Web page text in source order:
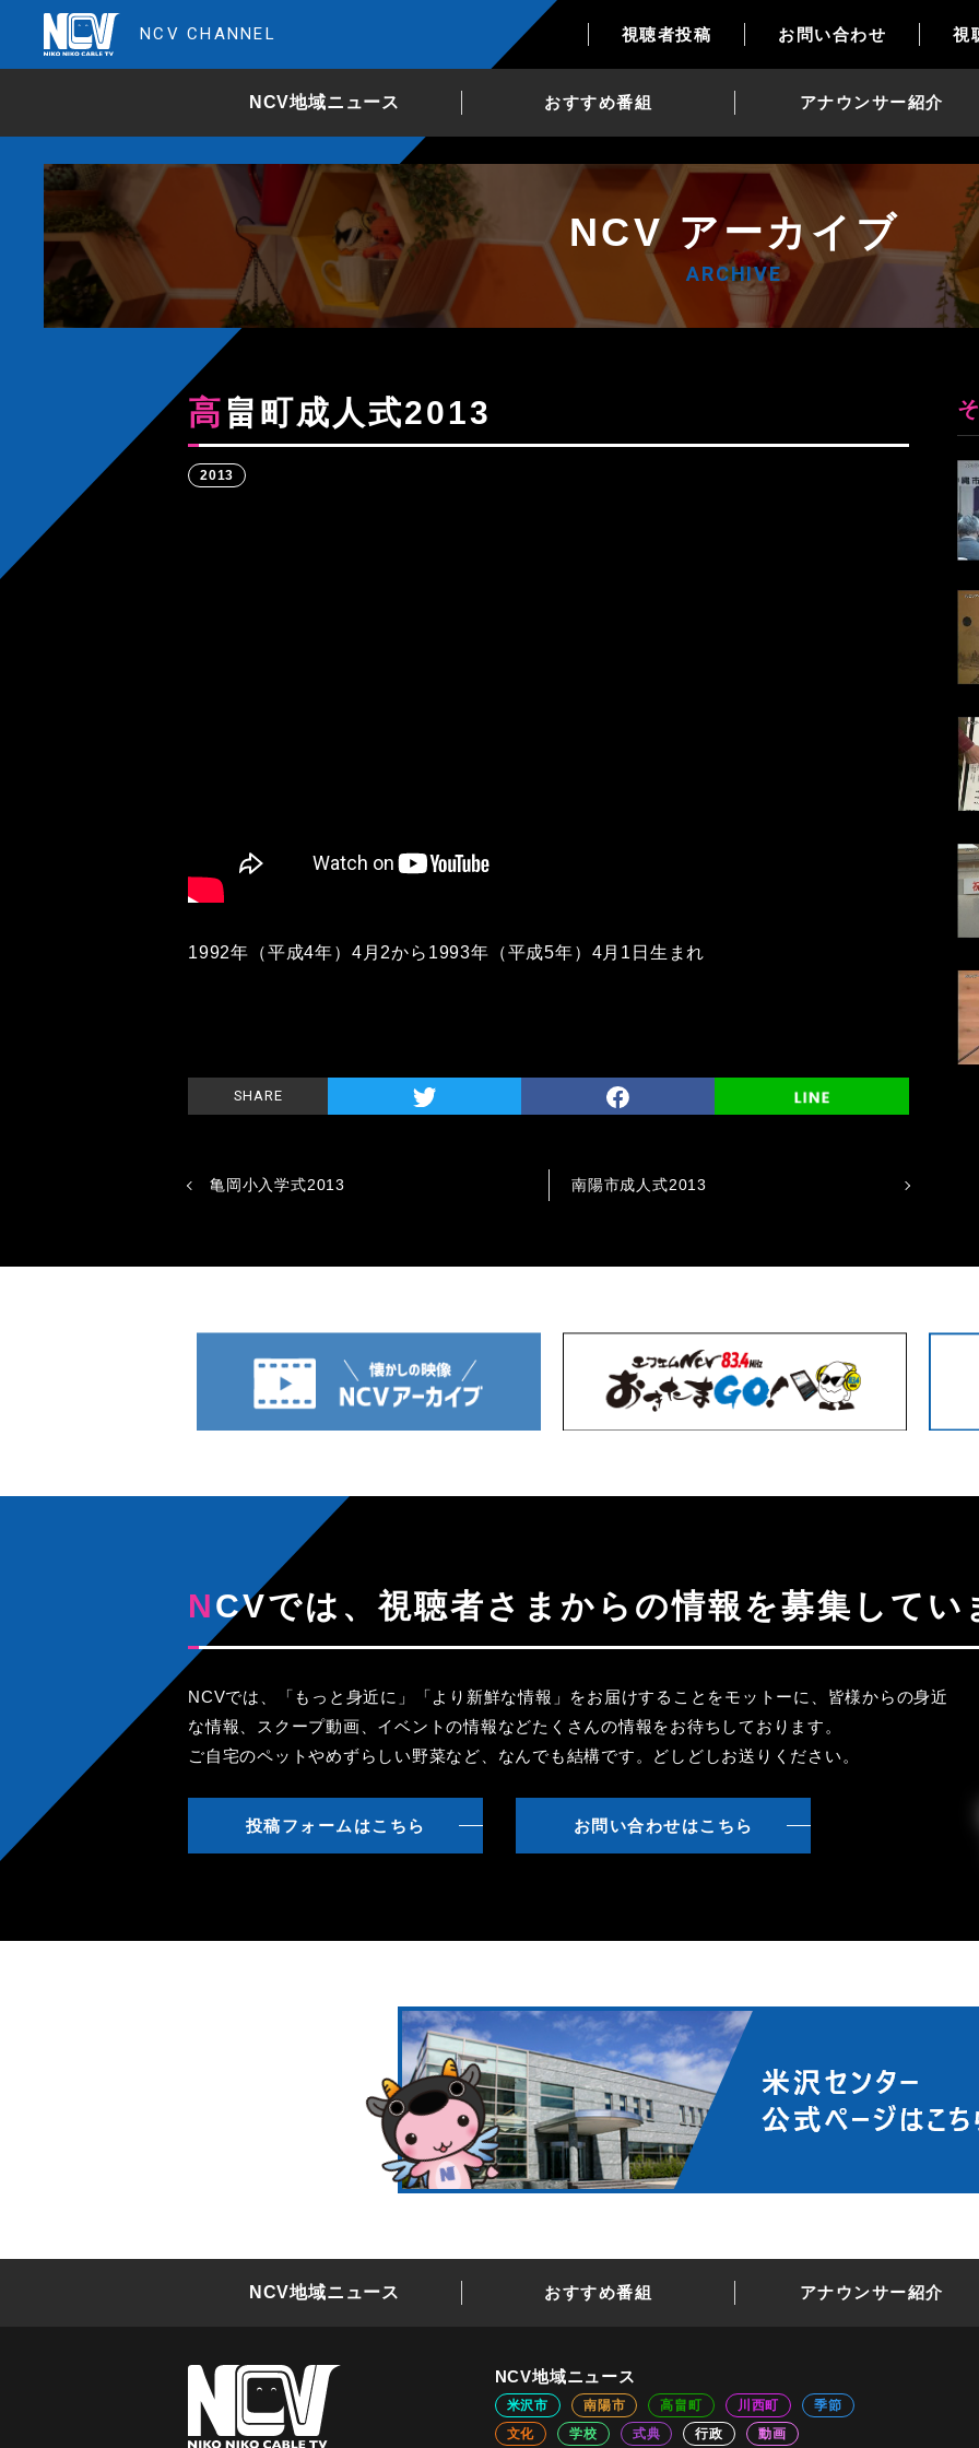
NCV CHANNEL 視聴者投稿 お問い合わせ 視
NCV地域ニュース おすすめ番組 アナウンサー紹介
NCV アーカイブ
ARCHIVE
高畠町成人式2013
2013
1992年（平成4年）4月2から1993年（平成5年）4月1日生まれ
SHARE
亀岡小入学式2013 南陽市成人式2013
NCVでは、視聴者さまからの情報を募集してい
NCVでは、「もっと身近に」「より新鮮な情報」をお届けすることをモットーに、皆様からの身近
な情報、スクープ動画、イベントの情報などたくさんの情報をお待ちしております。
ご自宅のペットやめずらしい野菜など、なんでも結構です。どしどしお送りください。
投稿フォームはこちら お問い合わせはこちら
NCV地域ニュース おすすめ番組 アナウンサー紹介
NCV地域ニュース
米沢市 南陽市 高畠町 川西町
季節
文化
学校 式典 行政 動画